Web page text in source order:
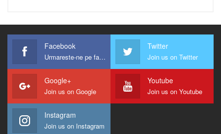
Facebook
Urmareste-ne pe facebook !
Twitter
Join us on Twitter
Google+
Join us on Google
Youtube
Join us on Youtube
Instagram
Join us on Instagram